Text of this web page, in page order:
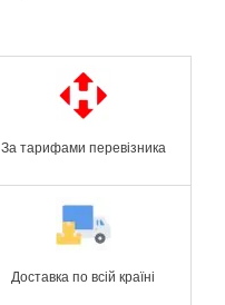
За тарифами перевізника
Доставка по всій країні